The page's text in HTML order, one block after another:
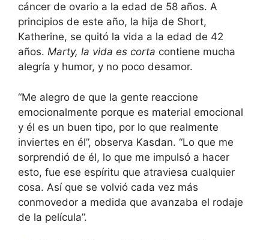
cáncer de ovario a la edad de 58 años. A
principios de este año, la hija de Short,
Katherine, se quitó la vida a la edad de 42
años. Marty, la vida es corta contiene mucha
alegría y humor, y no poco desamor.
“Me alegro de que la gente reaccione
emocionalmente porque es material emocional
y él es un buen tipo, por lo que realmente
inviertes en él”, observa Kasdan. “Lo que me
sorprendió de él, lo que me impulsó a hacer
esto, fue ese espíritu que atraviesa cualquier
cosa. Así que se volvió cada vez más
conmovedor a medida que avanzaba el rodaje
de la película”.